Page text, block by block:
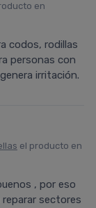
en
codos, rodillas
personas con
irritación.
el producto en
, por eso
sectores